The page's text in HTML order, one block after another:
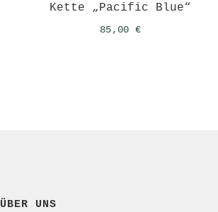
Kette „Pacific Blue“
85,00 €
ÜBER UNS